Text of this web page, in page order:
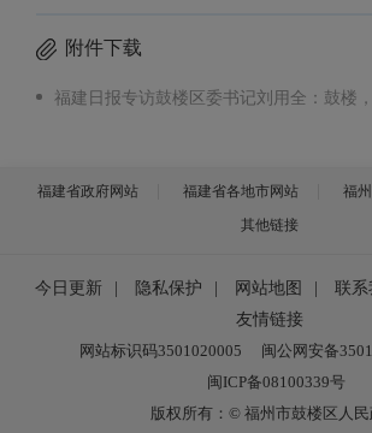
附件下载
福建日报专访鼓楼区委书记刘用全：鼓楼，从“寸土寸金”到
福建省政府网站 福建省各地市网站
福
其他链接
今日更新 隐私保护 网站地图 联系
友情链接
网站标识码3501020005
闽公网安备
闽ICP备08100339号
版权所有：© 福州市鼓楼区人